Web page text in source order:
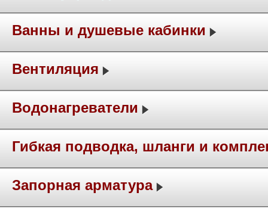
Ванны и душевые кабинки
Вентиляция
Водонагреватели
Гибкая подводка, шланги и
Запорная арматура